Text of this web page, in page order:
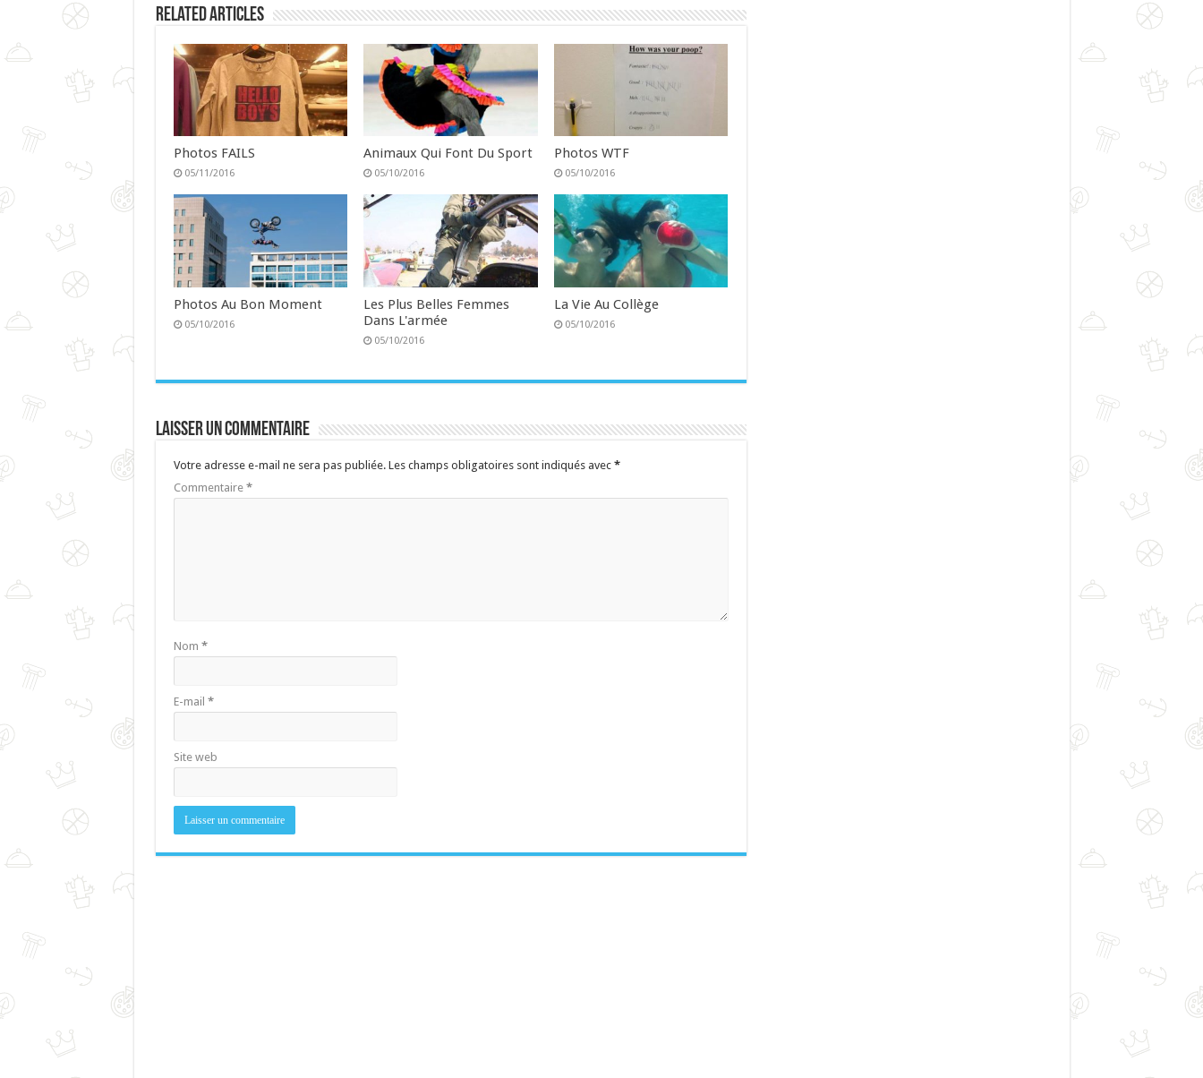
Related Articles
Photos FAILS
05/11/2016
Animaux Qui Font Du Sport
05/10/2016
Photos WTF
05/10/2016
Photos Au Bon Moment
05/10/2016
Les Plus Belles Femmes
Dans L'armée
05/10/2016
La Vie Au Collège
05/10/2016
Laisser un commentaire
Votre adresse e-mail ne sera pas publiée. Les champs obligatoires sont indiqués avec *
Commentaire *
Nom *
E-mail *
Site web